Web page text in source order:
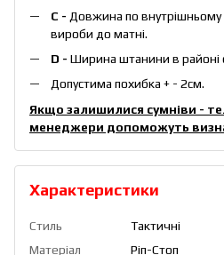
С - Довжина по внутрішньому
вироби до матні.
D - Ширина штанини в районі
Допустима похибка + - 2см.
Якщо залишилися сумніви -
менеджери допоможуть
Характеристики
Стиль
Тактичні
Матеріал
Ріп-Стоп